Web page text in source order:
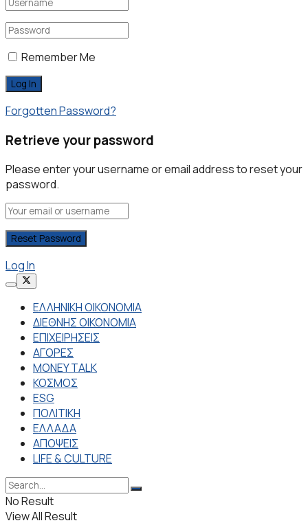
Remember Me
Forgotten Password?
Retrieve your password
Please enter your username or email address to reset your
password.
Log In
ΕΛΛΗΝΙΚΗ ΟΙΚΟΝΟΜΙΑ
ΔΙΕΘΝΗΣ ΟΙΚΟΝΟΜΙΑ
ΕΠΙΧΕΙΡΗΣΕΙΣ
ΑΓΟΡΕΣ
MONEY TALK
ΚΟΣΜΟΣ
ESG
ΠΟΛΙΤΙΚΗ
ΕΛΛΑΔΑ
ΑΠΟΨΕΙΣ
LIFE & CULTURE
No Result
View All Result